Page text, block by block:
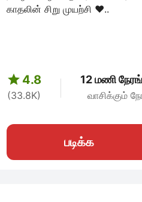
காதலின் சிறு முயற்சி ❤️..
 4.8
(33.8K)
12 மணி
வாசிக்கும்
படிக்க